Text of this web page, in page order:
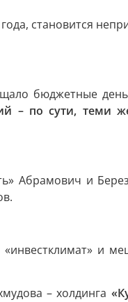
становится
бюджетные
– по сути, теми
Абрамович и
и
– холдинга